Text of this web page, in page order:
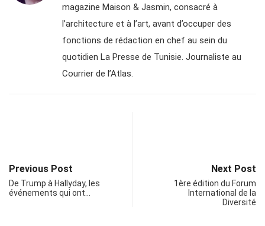
magazine Maison & Jasmin, consacré à
l’architecture et à l’art, avant d’occuper des
fonctions de rédaction en chef au sein du
quotidien La Presse de Tunisie. Journaliste au
Courrier de l’Atlas.
Previous Post
De Trump à Hallyday, les
événements qui ont…
Next Post
1ère édition du Forum
International de la
Diversité